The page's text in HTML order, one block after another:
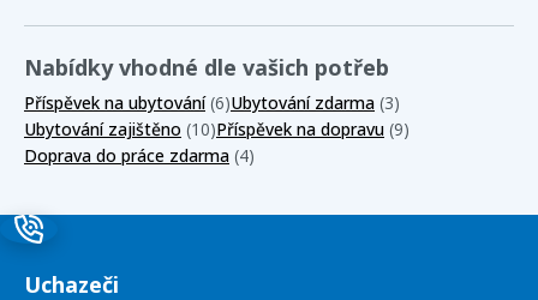
Nabídky vhodné dle vašich potřeb
Příspěvek na ubytování(6)Ubytování zdarma (3)
Ubytování zajištěno (10)Příspěvek na dopravu (9)
Doprava do práce zdarma (4)
Uchazeči